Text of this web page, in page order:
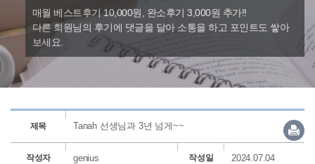
바로가기
영자신
수업
매월 베스트후기 10,000원, 완소후기 3,000원 추가!!
다른 회원님의 후기에 댓글을 달아 소통을 하고 포인트도 쌓아
보세요.
제목 Tanah 선생님과 3년 넘게~~
작성자 genius 작성일 2024.07.04